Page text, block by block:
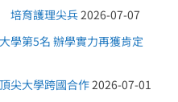
培育護理尖兵2026-07-07
學第5名 辦學實力再獲肯定
尖大學跨國合作2026-07-01